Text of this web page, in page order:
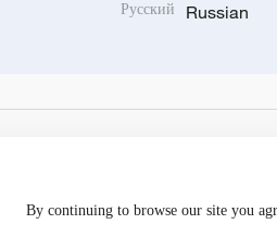
Russian
Русский
By continuing to browse our site you